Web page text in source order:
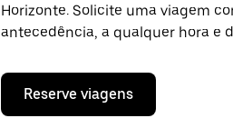
Horizonte. Solicite uma viagem
antecedência, a qualquer hora e
Reserve viagens